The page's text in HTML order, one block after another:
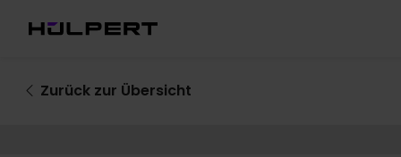
Zurück zur Übersicht